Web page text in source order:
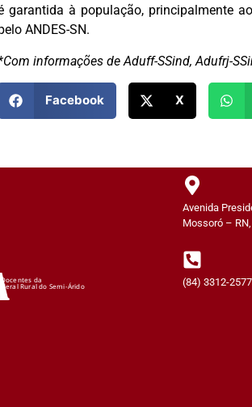
garantida à população, principalmente
ANDES-SN.
informações de Aduff-SSind, Adufrj-
Facebook X
da
Rural do Semi-Árido
Avenida
Mossoró –
(84) 3312-2577